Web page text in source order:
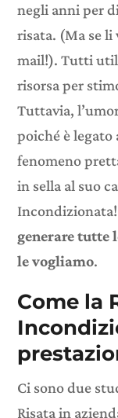
negli anni per
risata. (Ma se
mail!). Tutti
risorsa per
Tuttavia,
poiché è
fenomeno
in sella al suo
generare tutte
le vogliamo.
Come la
Ci sono due
Risata in